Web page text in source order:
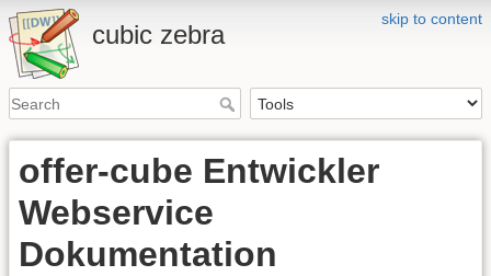
skip to content
cubic zebra
offer-cube Entwickler
Webservice
Dokumentation